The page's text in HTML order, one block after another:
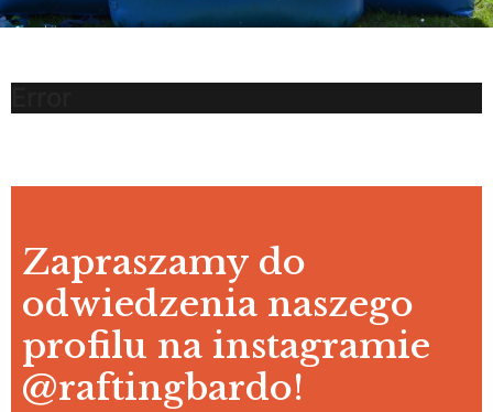
Zapraszamy do
odwiedzenia naszego
profilu na instagramie
@raftingbardo!